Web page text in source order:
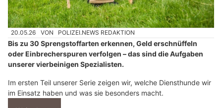
20.05.26 VON POLIZEI.NEWS REDAKTION
Bis zu 30 Sprengstoffarten erkennen, Geld erschnüffeln
oder Einbrecherspuren verfolgen – das sind die Aufgaben
unserer vierbeinigen Spezialisten.
Im ersten Teil unserer Serie zeigen wir, welche Diensthunde wir
im Einsatz haben und was sie besonders macht.